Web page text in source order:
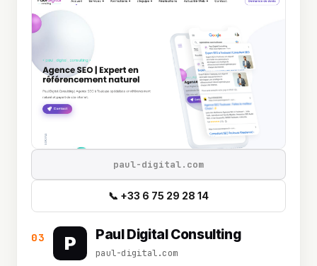
03 P Paul Digital Consulting
paul-digital.com
paul-digital.com
📞 +33 6 75 29 28 14